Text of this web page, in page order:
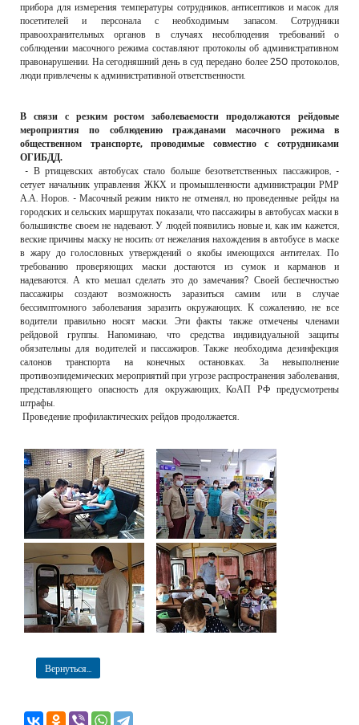
прибора для измерения температуры сотрудников, антисептиков и масок для
посетителей и персонала с необходимым запасом. Сотрудники
правоохранительных органов в случаях несоблюдения требований о
соблюдении масочного режима составляют протоколы об административном
правонарушении. На сегодняшний день в суд передано более 250 протоколов,
люди привлечены к административной ответственности.
В связи с резким ростом заболеваемости продолжаются рейдовые
мероприятия по соблюдению гражданами масочного режима в
общественном транспорте, проводимые совместно с сотрудниками
ОГИБДД.
- В ртищевских автобусах стало больше безответственных пассажиров, -
сетует начальник управления ЖКХ и промышленности администрации РМР
А.А. Норов. - Масочный режим никто не отменял, но проведенные рейды на
городских и сельских маршрутах показали, что пассажиры в автобусах маски в
большинстве своем не надевают. У людей появились новые и, как им кажется,
веские причины маску не носить: от нежелания нахождения в автобусе в маске
в жару до голословных утверждений о якобы имеющихся антителах. По
требованию проверяющих маски достаются из сумок и карманов и
надеваются. А кто мешал сделать это до замечания? Своей беспечностью
пассажиры создают возможность заразиться самим или в случае
бессимптомного заболевания заразить окружающих. К сожалению, не все
водители правильно носят маски. Эти факты также отмечены членами
рейдовой группы. Напоминаю, что средства индивидуальной защиты
обязательны для водителей и пассажиров. Также необходима дезинфекция
салонов транспорта на конечных остановках. За невыполнение
противоэпидемических мероприятий при угрозе распространения заболевания,
представляющего опасность для окружающих, КоАП РФ предусмотрены
штрафы.
Проведение профилактических рейдов продолжается.
Вернуться...